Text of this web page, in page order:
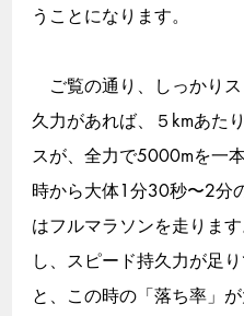
うことになります。
ご覧の通り、しっかり
久力があれば、５kmあた
スが、全力で5000mを一
時から大体1分30秒〜2分
はフルマラソンを走りま
し、スピード持久力が足
と、この時の「落ち率」